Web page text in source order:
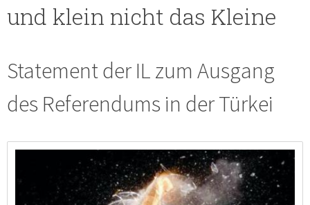
und klein nicht das Kleine
Statement der IL zum Ausgang
des Referendums in der Türkei